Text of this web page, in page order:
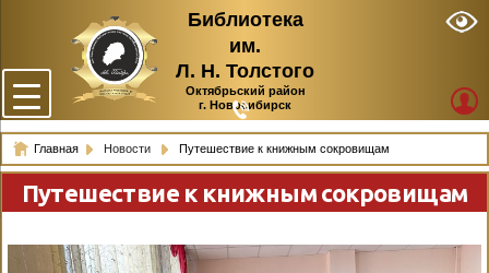
Библиотека
им.
Л. Н. Толстого
Октябрьский район
г. Новосибирск
Главная Новости Путешествие к книжным сокровищам
Путешествие к книжным сокровищам